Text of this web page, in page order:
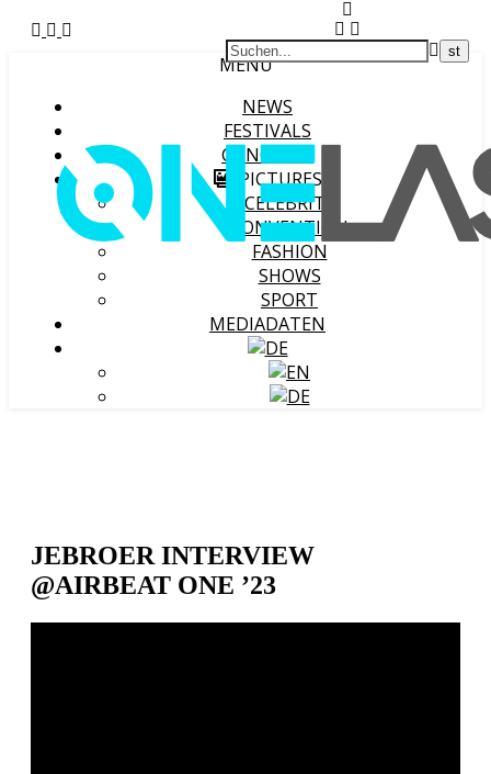
MENU
NEWS
FESTIVALS
CONCERTS
PICTURES
CELEBRITY
CONVENTION
FASHION
SHOWS
SPORT
MEDIADATEN
JEBROER INTERVIEW
@AIRBEAT ONE ’23